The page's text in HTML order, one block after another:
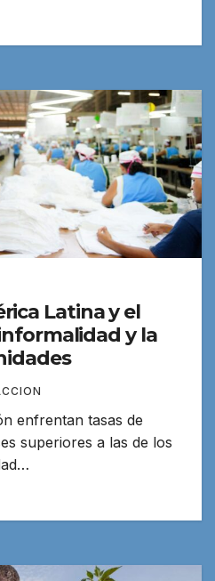
Latina y el
y la
enfrentan tasas de
superiores a las de los